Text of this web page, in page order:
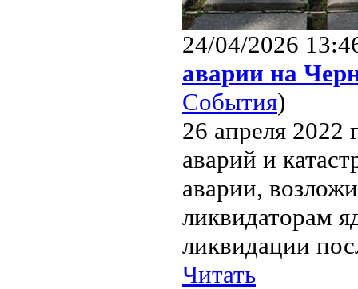
24/04/2026
аварии на
События)
26 апреля 2022
аварий и
аварии,
ликвидаторам
ликвидации
Читать